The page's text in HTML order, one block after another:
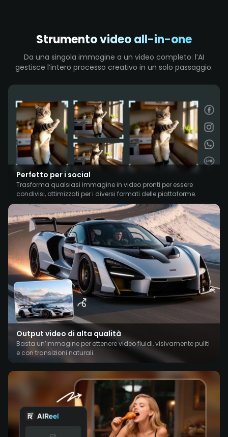
Strumento video all-in-one
Da una singola immagine a un video completo: l’AI
gestisce l’intero processo creativo in un solo passaggio.
Perfetto per i social
Trasforma qualsiasi immagine in video pronti per essere
condivisi, ottimizzati per i diversi formati delle piattaforme.
Output video di alta qualità
Basta un’immagine per ottenere video fluidi, visivamente puliti
e con transizioni naturali.